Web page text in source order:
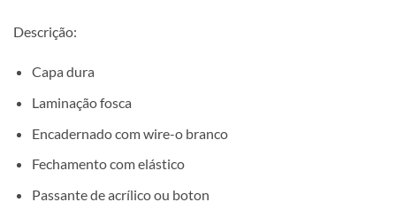
Descrição:
Capa dura
Laminação fosca
Encadernado com wire-o branco
Fechamento com elástico
Passante de acrílico ou boton